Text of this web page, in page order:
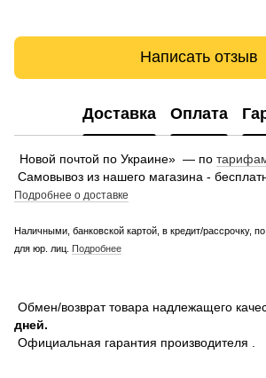
Написать отзыв
Доставка Оплата
Новой почтой по Украине» — по
Самовывоз из нашего магазина -
Подробнее о доставке
Наличными, банковской картой, в кредит/рассрочку,
для юр. лиц. Подробнее
Обмен/возврат товара надлежащего
дней.
Официальная гарантия производителя .